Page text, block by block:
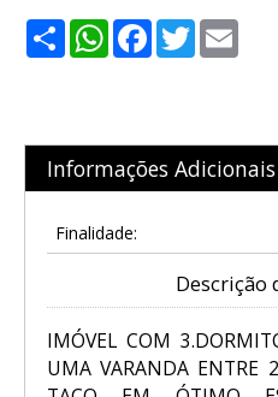
ShareWhatsApp
Facebook
Twitter
Informações Adicionais
Finalidade:
Descrição
IMÓVEL COM
UMA VARANDA ENTRE